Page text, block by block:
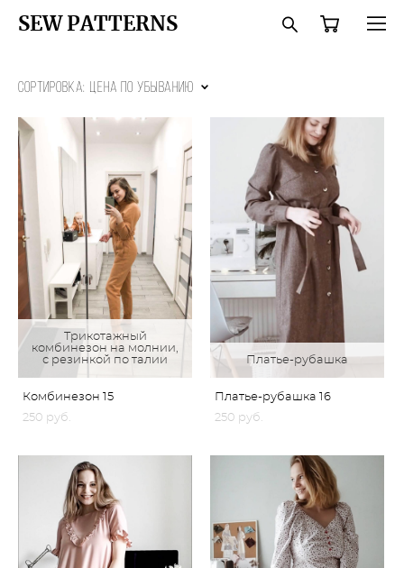
SEW PATTERNS
Сортировка: цена по убыванию
Трикотажный
комбинезон на молнии,
с резинкой по талии
Комбинезон 15
250 pуб.
Платье-рубашка
Платье-рубашка 16
250 pуб.